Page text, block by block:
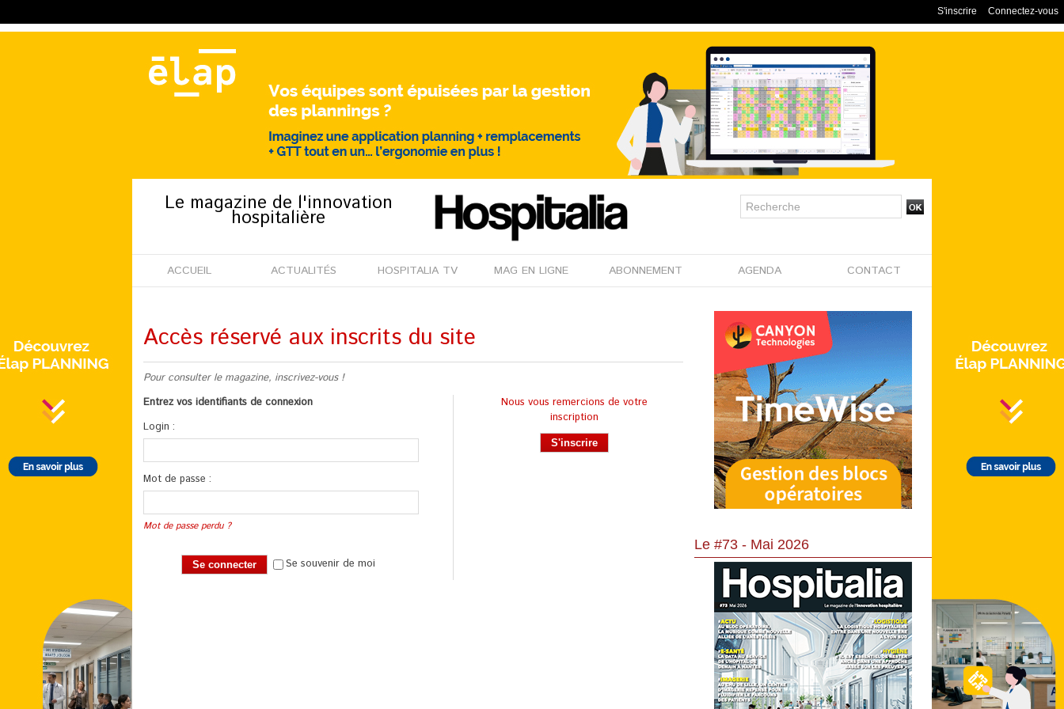
Connectez-vous
S'inscrire
Le magazine de l'innovation
hospitalière
ACCUEIL ACTUALITÉS HOSPITALIA TV MAG EN LIGNE ABONNEMENT AGENDA CONTACT
Accès réservé aux inscrits du site
Pour consulter le magazine, inscrivez-vous !
Entrez vos identifiants de connexion
Login :
Mot de passe :
Mot de passe perdu ?
Se souvenir de moi
Nous vous remercions de votre
inscription
Le #73 - Mai 2026